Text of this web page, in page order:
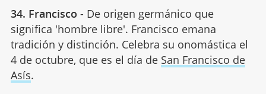
34. Francisco - De origen germánico que
significa 'hombre libre'. Francisco emana
tradición y distinción. Celebra su onomástica el
4 de octubre, que es el día de San Francisco de
Asís.